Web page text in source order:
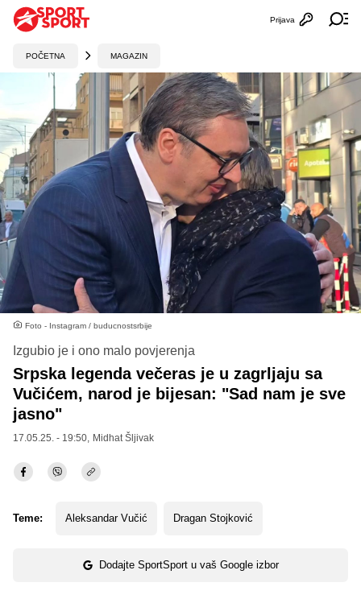
Otvori
Prijava
POČETNA MAGAZIN
Foto - Instagram / buducnostsrbije
Izgubio je i ono malo povjerenja
Srpska legenda večeras je u zagrljaju sa
Vučićem, narod je bijesan: "Sad nam je sve
jasno"
17.05.25. - 19:50, Midhat Šljivak
Teme: Aleksandar Vučić Dragan Stojković
Dodajte SportSport u vaš Google izbor